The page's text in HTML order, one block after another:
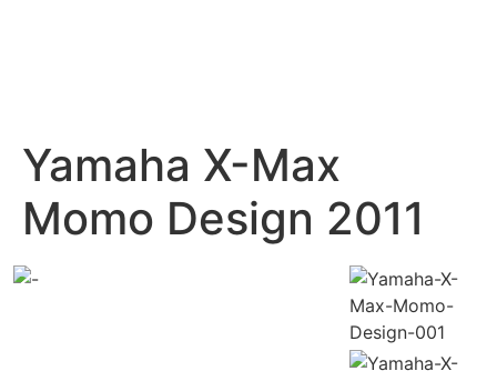
Yamaha X-Max
Momo Design 2011